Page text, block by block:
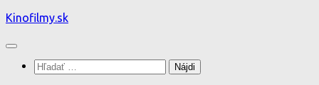
Preskočiť
obsah
Kinofilmy.sk
Hľadať: